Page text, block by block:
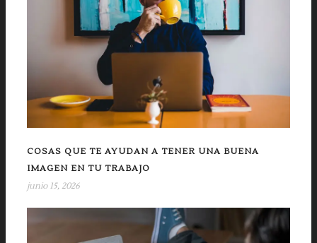
COSAS QUE TE AYUDAN A TENER UNA BUENA
IMAGEN EN TU TRABAJO
junio 15, 2026